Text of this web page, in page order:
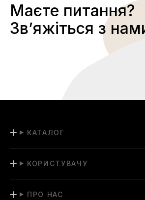
Маєте питання?
Звʼяжіться з
КАТАЛОГ
КОРИСТУВАЧУ
ПРО НАС